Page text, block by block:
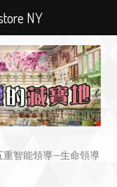
重智能領導–生命領導
NY